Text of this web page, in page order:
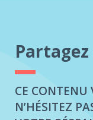
CE CONTENU
N’HÉSITEZ